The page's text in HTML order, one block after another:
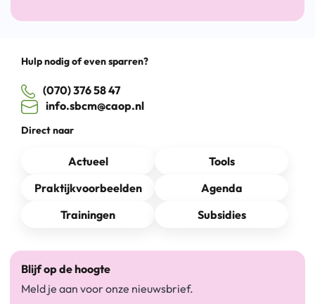
Hulp nodig of even sparren?
(070) 376 58 47
info.sbcm@caop.nl
Direct naar
Actueel
Tools
Praktijkvoorbeelden
Agenda
Trainingen
Subsidies
Blijf op de hoogte
Meld je aan voor onze nieuwsbrief.